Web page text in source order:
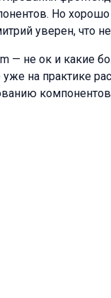
Но
уверен, что
— не ок и какие
на практике